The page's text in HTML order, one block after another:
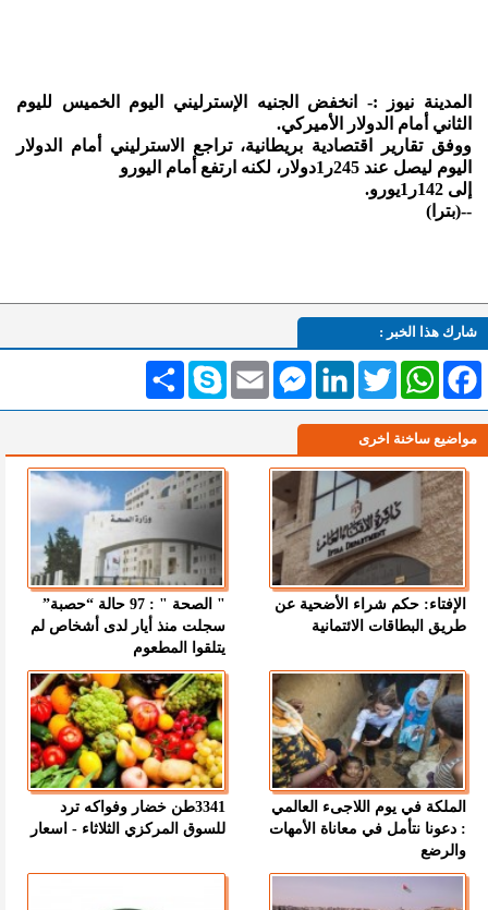
المدينة نيوز :- انخفض الجنيه الإسترليني اليوم الخميس لليوم
الثاني أمام الدولار الأميركي.
ووفق تقارير اقتصادية بريطانية، تراجع الاسترليني أمام الدولار
اليوم ليصل عند 245ر1دولار، لكنه ارتفع أمام اليورو
إلى 142ر1يورو.
--(بترا)
شارك هذا الخبر :
انشر Skype Email
MessengerLinkedInTwitterWhatsAppFacebook
مواضيع ساخنة اخرى
الإفتاء: حكم شراء الأضحية عن
طريق البطاقات الائتمانية
" الصحة " : 97 حالة “حصبة”
سجلت منذ أيار لدى أشخاص لم
يتلقوا المطعوم
الملكة في يوم اللاجىء العالمي
: دعونا نتأمل في معاناة الأمهات
والرضع
3341طن خضار وفواكه ترد
للسوق المركزي الثلاثاء - اسعار